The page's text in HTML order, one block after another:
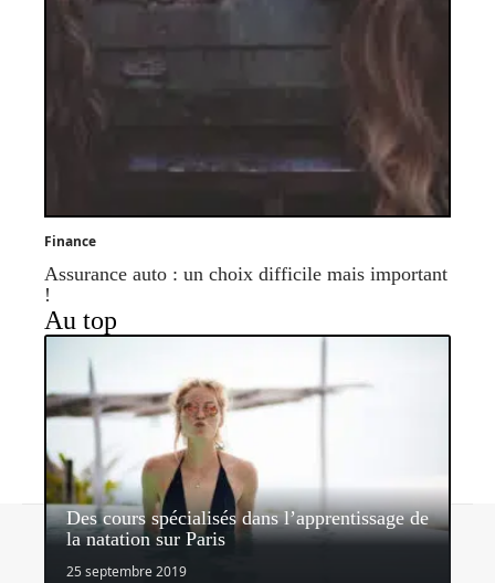
Finance
Assurance auto : un choix difficile mais important
!
Au top
Des cours spécialisés dans l’apprentissage de
la natation sur Paris
25 septembre 2019© 2026 | bhmagazine.fr
Contact Mentions légales Sitemap